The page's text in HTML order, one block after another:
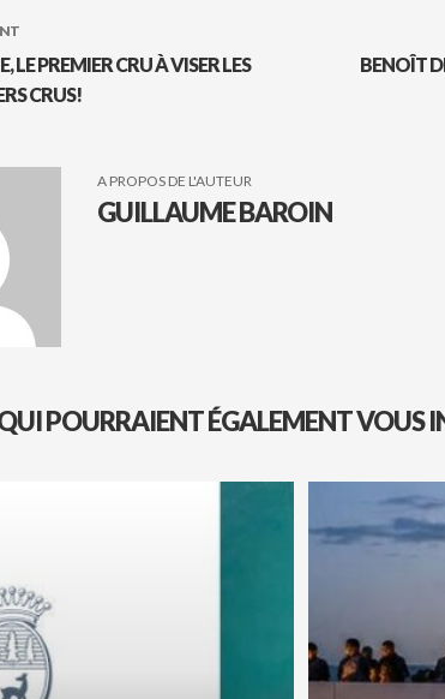
LE PREMIER CRU À VISER LES
CRUS!
BENOÎT
A PROPOS DE L'AUTEUR
GUILLAUME BAROIN
POURRAIENT ÉGALEMENT VOUS